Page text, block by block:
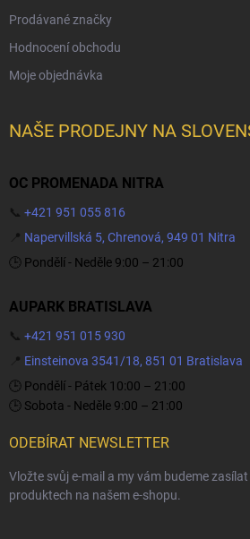
Prodávané značky
Hodnocení obchodu
Moje objednávka
NAŠE PRODEJNY NA
OC PROMENADA NITRA
📞 +421 951 055 816
📍 Napervillská 5, Chrenová, 949 01 Nitra
🕒 Pondělí - Neděle 9:00 – 21:00
AUPARK BRATISLAVA
📞 +421 951 015 930
📍 Einsteinova 3541/18, 851 01 Bratislava
🕒 Pondělí - Pátek 10:00 – 21:00
🕒 Sobota - Neděle 9:00 – 21:00
ODEBÍRAT NEWSLETTER
Vložte svůj e-mail a my vám budeme
produktech na našem e-shopu.